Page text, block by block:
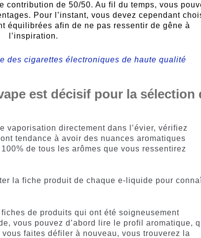
contribution de 50/50. Au fil du temps, vous
Pour l’instant, vous devez cependant
équilibrées afin de ne pas ressentir de gêne à
l’inspiration.
des cigarettes électroniques de haute qualité
est décisif pour la sélection
vaporisation directement dans l’évier, vérifiez
tendance à avoir des nuances aromatiques
de tous les arômes que vous ressentirez
la fiche produit de chaque e-liquide pour
de produits qui ont été soigneusement
vous pouvez d’abord lire le profil aromatique,
faites défiler à nouveau, vous trouverez la